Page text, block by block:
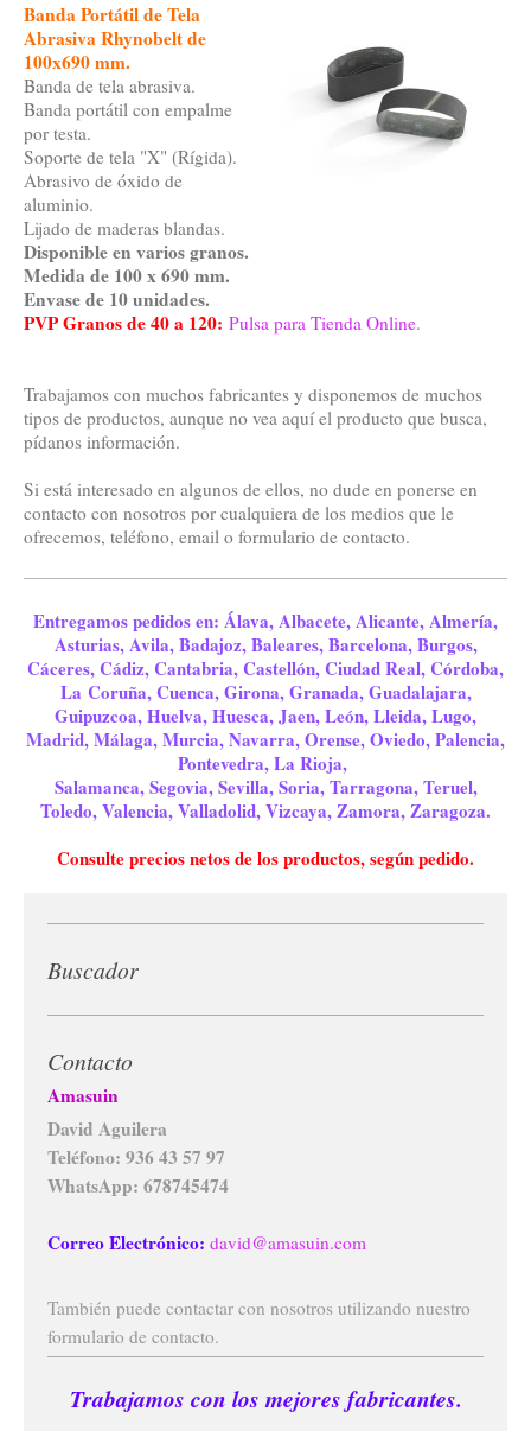
Banda Portátil de Tela
Abrasiva Rhynobelt de
100x690 mm.
Banda de tela abrasiva.
Banda portátil con empalme
por testa.
Soporte de tela "X" (Rígida).
Abrasivo de óxido de
aluminio.
Lijado de maderas blandas.
Disponible en varios granos.
Medida de 100 x 690 mm.
Envase de 10 unidades.
PVP Granos de 40 a 120: Pulsa para Tienda Online.
Trabajamos con muchos fabricantes y disponemos de muchos
tipos de productos, aunque no vea aquí el producto que busca,
pídanos información.
Si está interesado en algunos de ellos, no dude en ponerse en
contacto con nosotros por cualquiera de los medios que le
ofrecemos, teléfono, email o formulario de contacto.
Entregamos pedidos en: Álava, Albacete, Alicante, Almería,
Asturias, Avila, Badajoz, Baleares, Barcelona, Burgos,
Cáceres, Cádiz, Cantabria, Castellón, Ciudad Real, Córdoba,
La Coruña, Cuenca, Girona, Granada, Guadalajara,
Guipuzcoa, Huelva, Huesca, Jaen, León, Lleida, Lugo,
Madrid, Málaga, Murcia, Navarra, Orense, Oviedo, Palencia,
Pontevedra, La Rioja,
Salamanca, Segovia, Sevilla, Soria, Tarragona, Teruel,
Toledo, Valencia, Valladolid, Vizcaya, Zamora, Zaragoza.
Consulte precios netos de los productos, según pedido.
Buscador
Contacto
Amasuin
David Aguilera
Teléfono: 936 43 57 97
WhatsApp: 678745474
Correo Electrónico: david@amasuin.com
También puede contactar con nosotros utilizando nuestro
formulario de contacto.
Trabajamos con los mejores fabricantes.